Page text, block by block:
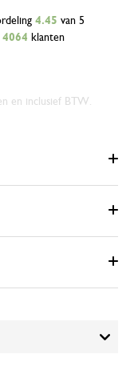
4.45 van 5
4064 klanten
en inclusief BTW.